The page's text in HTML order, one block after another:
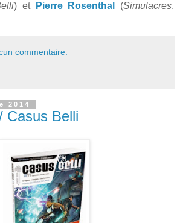
) et Pierre Rosenthal (Simulacres,
commentaire:
2014
Casus Belli